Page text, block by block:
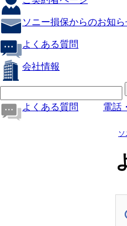
ソニー損保からのお知ら
よくある質問
会社情報
よくある質問 電話
ソ